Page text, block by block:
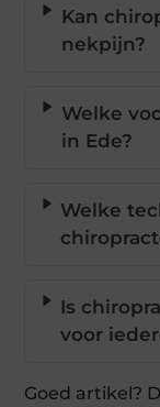
Kan
nekpijn?
Welke
in Ede?
Welke
Is
voor
Goed artikel?